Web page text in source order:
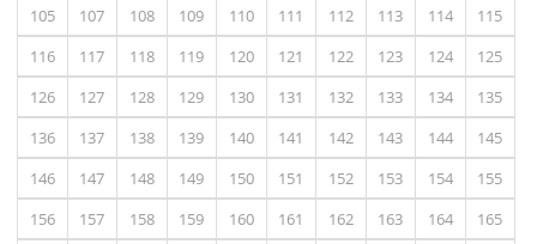
105
107 108 109 110 111 112 113 114
115
116
117 118 119 120 121 122 123 124
125
126
127 128 129 130 131 132 133 134
135
136
137 138 139 140 141 142 143 144
145
146
147 148 149 150 151 152 153 154
155
156
157 158 159 160 161 162 163 164
165